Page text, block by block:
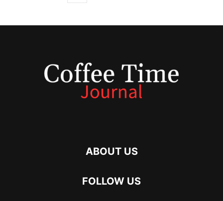
ABOUT US
FOLLOW US